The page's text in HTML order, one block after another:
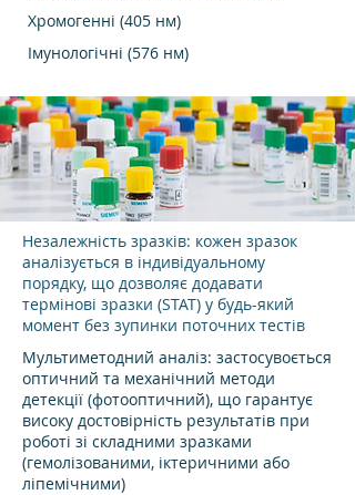
Хромогенні (405 нм)
Імунологічні (576 нм)
Незалежність зразків: кожен зразок
аналізується в індивідуальному
порядку, що дозволяє додавати
термінові зразки (STAT) у будь-який
момент без зупинки поточних тестів
Мультиметодний аналіз: застосувоється
оптичний та механічний методи
детекції (фотооптичний), що гарантує
високу достовірність результатів при
роботі зі складними зразками
(гемолізованими, іктеричними або
ліпемічними)